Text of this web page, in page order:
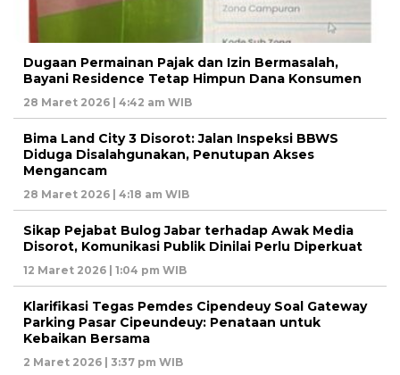
Dugaan Permainan Pajak dan Izin Bermasalah,
Bayani Residence Tetap Himpun Dana Konsumen
28 Maret 2026 | 4:42 am WIB
Bima Land City 3 Disorot: Jalan Inspeksi BBWS
Diduga Disalahgunakan, Penutupan Akses
Mengancam
28 Maret 2026 | 4:18 am WIB
Sikap Pejabat Bulog Jabar terhadap Awak Media
Disorot, Komunikasi Publik Dinilai Perlu Diperkuat
12 Maret 2026 | 1:04 pm WIB
Klarifikasi Tegas Pemdes Cipendeuy Soal Gateway
Parking Pasar Cipeundeuy: Penataan untuk
Kebaikan Bersama
2 Maret 2026 | 3:37 pm WIB